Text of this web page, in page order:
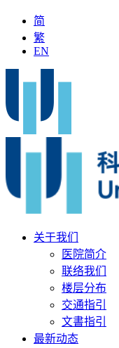
简
繁
EN
关于我们
医院简介
联络我们
楼层分布
交通指引
文書指引
最新动态